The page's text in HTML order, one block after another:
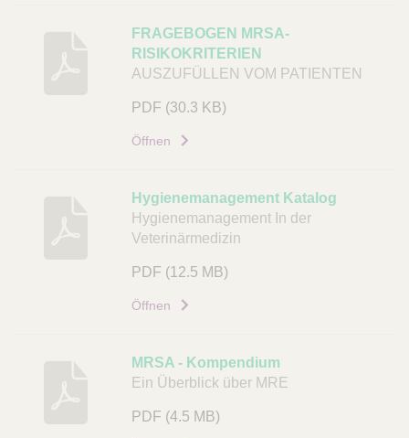
k
u
m
n
t
i
n
k
FRAGEBOGEN MRSA-
RISIKOKRITERIEN
AUSZUFÜLLEN VOM PATIENTEN
PDF (30.3 KB)
Öffnen
Hygienemanagement Katalog
Hygienemanagement In der
Veterinärmedizin
PDF (12.5 MB)
Öffnen
MRSA - Kompendium
Ein Überblick über MRE
PDF (4.5 MB)